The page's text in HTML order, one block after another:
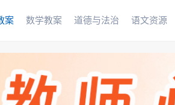
案 数学教案 道德与法治 语文资源